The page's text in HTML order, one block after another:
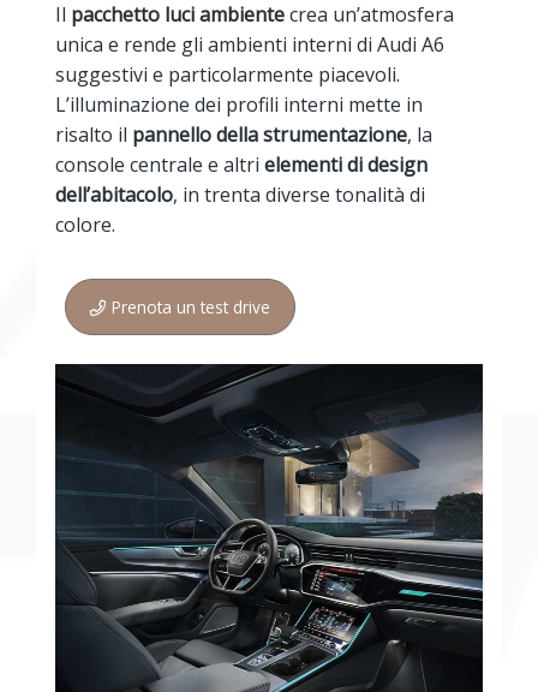
Il pacchetto luci ambientecrea un’atmosfera
unica e rende gli ambienti interni di Audi A6
suggestivi e particolarmente piacevoli.
L’illuminazione dei profili interni mette in
risalto il pannello della strumentazione, la
console centrale e altri elementi di design
dell’abitacolo, in trenta diverse tonalità di
colore.
Prenota un test drive